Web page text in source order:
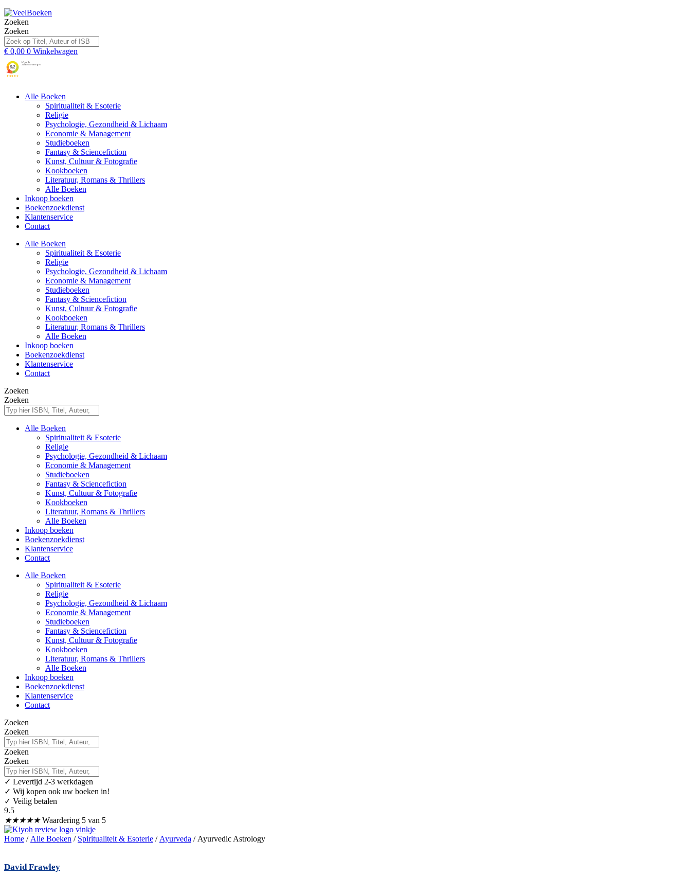
Zoeken
Zoeken
€ 0,00 0 Winkelwagen
Alle Boeken
Spiritualiteit & Esoterie
Religie
Psychologie, Gezondheid & Lichaam
Economie & Management
Studieboeken
Fantasy & Sciencefiction
Kunst, Cultuur & Fotografie
Kookboeken
Literatuur, Romans & Thrillers
Alle Boeken
Inkoop boeken
Boekenzoekdienst
Klantenservice
Contact
Alle Boeken
Spiritualiteit & Esoterie
Religie
Psychologie, Gezondheid & Lichaam
Economie & Management
Studieboeken
Fantasy & Sciencefiction
Kunst, Cultuur & Fotografie
Kookboeken
Literatuur, Romans & Thrillers
Alle Boeken
Inkoop boeken
Boekenzoekdienst
Klantenservice
Contact
Zoeken
Zoeken
Alle Boeken
Spiritualiteit & Esoterie
Religie
Psychologie, Gezondheid & Lichaam
Economie & Management
Studieboeken
Fantasy & Sciencefiction
Kunst, Cultuur & Fotografie
Kookboeken
Literatuur, Romans & Thrillers
Alle Boeken
Inkoop boeken
Boekenzoekdienst
Klantenservice
Contact
Alle Boeken
Spiritualiteit & Esoterie
Religie
Psychologie, Gezondheid & Lichaam
Economie & Management
Studieboeken
Fantasy & Sciencefiction
Kunst, Cultuur & Fotografie
Kookboeken
Literatuur, Romans & Thrillers
Alle Boeken
Inkoop boeken
Boekenzoekdienst
Klantenservice
Contact
Zoeken
Zoeken
Zoeken
Zoeken
✓ Levertijd 2-3 werkdagen
✓ Wij kopen ook uw boeken in!
✓ Veilig betalen
9.5
★★★★★ Waardering 5 van 5
Home / Alle Boeken / Spiritualiteit & Esoterie / Ayurveda / Ayurvedic Astrology
David Frawley